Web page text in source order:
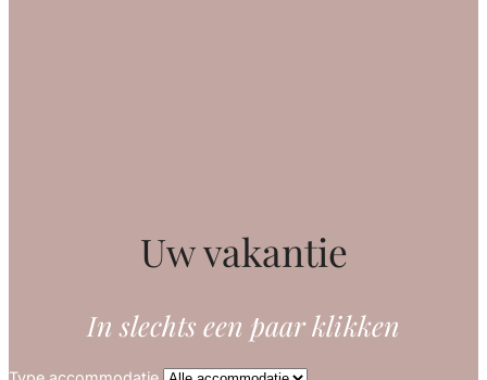
Uw vakantie
In slechts een paar klikken